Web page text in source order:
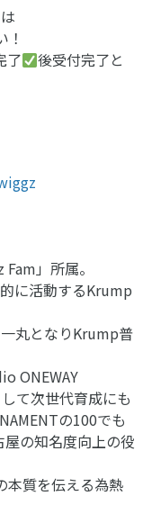
了
後受付完了と
」所属。
に活動するKrump
丸となりKrump普
ONEWAY
て次世代育成にも
の100でも
の知名度向上の役
本質を伝える為熱